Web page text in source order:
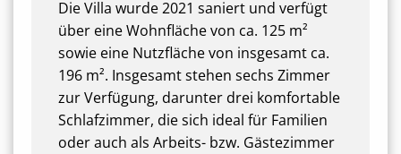
Die Villa wurde 2021 saniert und verfügt
über eine Wohnfläche von ca. 125 m²
sowie eine Nutzfläche von insgesamt ca.
196 m². Insgesamt stehen sechs Zimmer
zur Verfügung, darunter drei komfortable
Schlafzimmer, die sich ideal für Familien
oder auch als Arbeits- bzw. Gästezimmer